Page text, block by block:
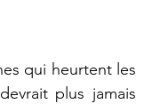
qui heurtent les
plus jamais